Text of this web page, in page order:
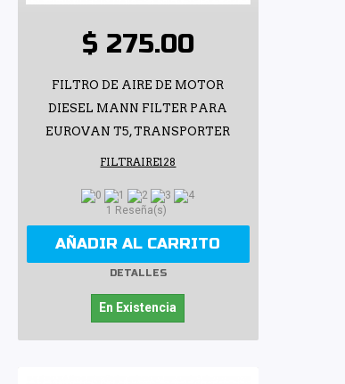
$ 275.00
FILTRO DE AIRE DE MOTOR
DIESEL MANN FILTER PARA
EUROVAN T5, TRANSPORTER
FILTRAIRE128
1 Reseña(s)
AÑADIR AL CARRITO
DETALLES
En Existencia